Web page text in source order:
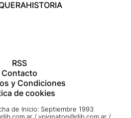
HISTORIA
RSS
Contacto
y Condiciones
de cookies
de Inicio: Septiembre 1993